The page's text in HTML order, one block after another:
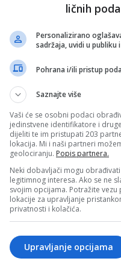
TK: Stefani
pozvao sportiste
Dana
školsko
ličnih
Personalizirano
sadržaja, uvidi u publiku
Pohrana i/ili pristup
Saznajte više
Vaši će se osobni podaci
jedinstvene identifikatore i
dijeliti te im pristupati 203
lokacija. Mi i naši partneri
geolociranju. Popis partnera.
Neki dobavljači mogu
legitimnog interesa. Ako se ne
svojim opcijama. Potražite
lokacije za upravljanje
privatnosti i kolačića.
Upravljanje opcijama